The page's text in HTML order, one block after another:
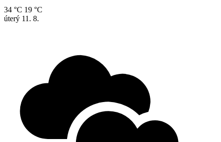
34 °C 19 °C
úterý 11. 8.